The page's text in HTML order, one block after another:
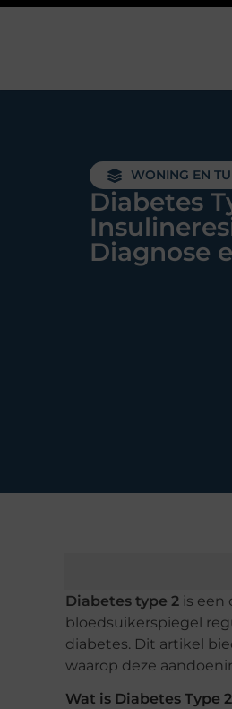
WONING EN
Diabetes
Diagnose
Diabetes type 2 is een
bloedsuikerspiegel
diabetes. Dit artikel
waarop deze
Wat is Diabetes Type